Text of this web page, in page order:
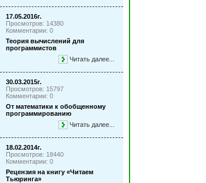
17.05.2016г.
Просмотров: 14380
Комментарии: 0
Теория вычислений для
программистов
Читать далее...
30.03.2015г.
Просмотров: 15797
Комментарии: 0
От математики к обобщенному
программированию
Читать далее...
18.02.2014г.
Просмотров: 18440
Комментарии: 0
Рецензия на книгу «Читаем
Тьюринга»